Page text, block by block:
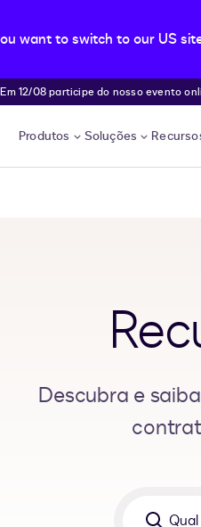
want to switch to our US
12/08 participe do nosso evento online
Produtos Soluções
Descubra e
recurso